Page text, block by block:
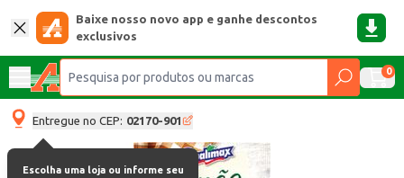
Baixe nosso novo app e ganhe descontos
exclusivos
0
Entregue no CEP: 02170-901
Escolha uma loja ou informe seu